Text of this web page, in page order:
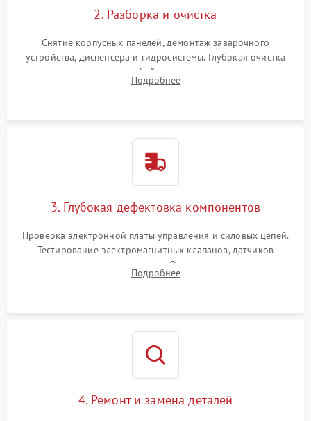
2. Разборка и очистка
Снятие корпусных панелей, демонтаж заварочного
устройства, диспенсера и гидросистемы. Глубокая очистка
внутренних узлов от кофейных масел, жмыха и накипи.
Промывка дренажных каналов и фильтров с использованием
Подробнее
3. Глубокая дефектовка компонентов
Проверка электронной платы управления и силовых цепей.
Тестирование электромагнитных клапанов, датчиков
температуры и расходомера. Оценка степени износа
жерновов кофемолки, уплотнительных колец гидросистемы
Подробнее
4. Ремонт и замена деталей